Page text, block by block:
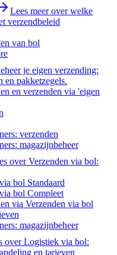
Lees meer over welke
verzendbeleid
van bol
je eigen verzending:
en pakketzegels.
en verzenden via 'eigen
verzenden
magazijnbeheer
over Verzenden via bol:
bol Standaard
bol Compleet
via Verzenden via bol
magazijnbeheer
over Logistiek via bol:
en tarieven